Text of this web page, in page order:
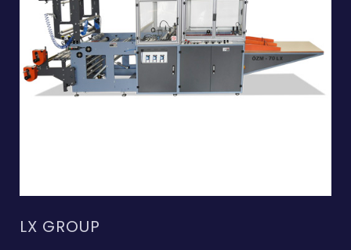
LX GROUP